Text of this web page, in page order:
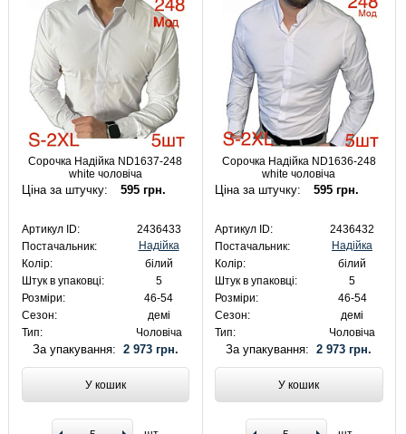
Сорочка Надійка ND1637-248
white чоловіча
Ціна за штучку: 595 грн.
Артикул ID:
2436433
Постачальник:
Надійка
Колір:
білий
Штук в упаковці:
5
Розміри:
46-54
Сезон:
демі
Тип:
Чоловіча
За упакування: 2 973 грн.
У кошик
Сорочка Надійка ND1636-248
white чоловіча
Ціна за штучку: 595 грн.
Артикул ID:
2436432
Постачальник:
Надійка
Колір:
білий
Штук в упаковці:
5
Розміри:
46-54
Сезон:
демі
Тип:
Чоловіча
За упакування:2 973 грн.
У кошик